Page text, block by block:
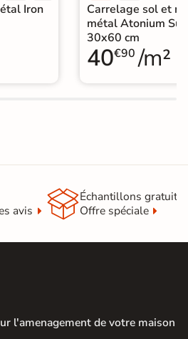
Iron
Carrelage sol et
métal Atonium
30x60 cm
40€90 /m²
avis
Échantillons gratuit
Offre spéciale
l'amenagement de votre maison